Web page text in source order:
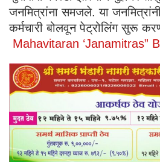
जनमित्रांना समजले. या
कर्मचारी बोलवून पेट्रोलिंग सुरू
Mahavitaran ‘Janamitras”